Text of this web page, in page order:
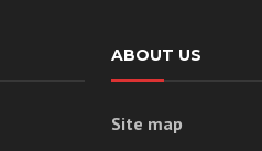
ABOUT US
Site map